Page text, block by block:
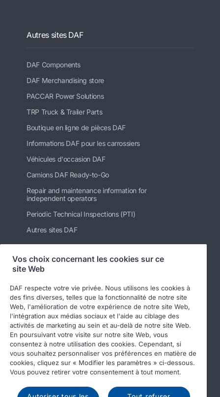
Autres sites DAF
DAF Components
DAF Merchandising store
PACCAR Power Solutions
TRP Truck & Trailer Parts
Boutique en ligne de pièces DAF
Informations DAF pour les carrossiers
Véhicules d'occasion DAF
Camions DAF Ready-to-Go
Repair and maintenance information for
independent operators
Periodic Technical Inspections (PTI)
Autres sites DAF
Suivez-nous
© 2026 DAF Legal notice
Privacy statement
General conditions
DAF and cookies
Vos choix concernant les cookies sur ce
site Web
DAF respecte votre vie privée. Nous utilisons les cookies à
des fins diverses, telles que la fonctionnalité de notre site
Web, l'amélioration de votre expérience de notre site Web,
l'intégration aux médias sociaux et l'aide au ciblage des
activités de marketing au sein et au-delà de notre site Web.
En poursuivant votre visite sur notre site Web, vous
consentez à notre utilisation des cookies. Cependant, si
vous souhaitez personnaliser vos préférences en matière de
cookies, cliquez sur « Modifier les paramètres » ci-dessous.
Vous pouvez retirer votre consentement à tout moment.